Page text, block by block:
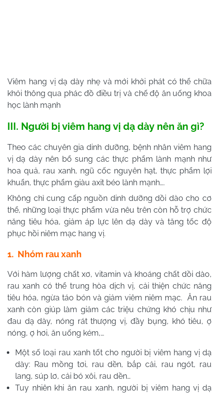
Viêm hang vị dạ dày nhẹ và mới khởi phát có thể chữa
khỏi thông qua phác đồ điều trị và chế độ ăn uống khoa
học lành mạnh
III. Người bị viêm hang vị dạ dày nên ăn gì?
Theo các chuyên gia dinh dưỡng, bệnh nhân viêm hang
vị dạ dày nên bổ sung các thực phẩm lành mạnh như
hoa quả, rau xanh, ngũ cốc nguyên hạt, thực phẩm lợi
khuẩn, thực phẩm giàu axit béo lành mạnh….
Không chỉ cung cấp nguồn dinh dưỡng dồi dào cho cơ
thể, những loại thực phẩm vừa nêu trên còn hỗ trợ chức
năng tiêu hóa, giảm áp lực lên dạ dày và tăng tốc độ
phục hồi niêm mạc hang vị.
1. Nhóm rau xanh
Với hàm lượng chất xơ, vitamin và khoáng chất dồi dào,
rau xanh có thể trung hòa dịch vị, cải thiện chức năng
tiêu hóa, ngừa táo bón và giảm viêm niêm mạc. Ăn rau
xanh còn giúp làm giảm các triệu chứng khó chịu như
đau dạ dày, nóng rát thượng vị, đầy bụng, khó tiêu, ợ
nóng, ợ hơi, ăn uống kém,…
Một số loại rau xanh tốt cho người bị viêm hang vị dạ
dày: Rau mồng tơi, rau dền, bắp cải, rau ngót, rau
lang, súp lơ, cải bó xôi, rau dền…
Tuy nhiên khi ăn rau xanh, người bị viêm hang vị dạ